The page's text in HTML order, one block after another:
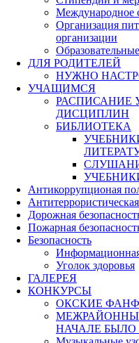
Международное
Организация
организации
ДЛЯ РОДИТЕЛЕЙ
НУЖНО
УЧАЩИМСЯ
РАСПИСАНИЕ
ДИСЦИПЛИН
БИБЛИОТЕКА
Антикоррупционая
Дорожная
Пожарная
Безопасность
Уголок здоровья
ГАЛЕРЕЯ
КОНКУРСЫ
ОКСКИЕ
НАЧАЛЕ БЫЛО